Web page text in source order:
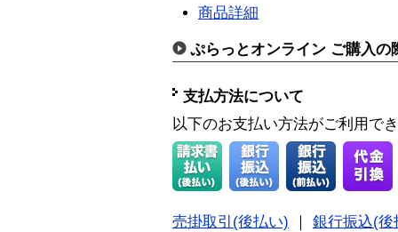
商品詳細
ぷらっとオンライン ご購入の
支払方法について
以下のお支払い方法がご利用で
売掛取引(後払い)
銀行振込(後